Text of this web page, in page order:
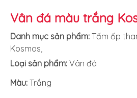
Vân đá màu trắng
Danh mục sản phẩm: Tấm ốp
Kosmos
Loại sản phẩm: Vân đá
Màu: Trắng